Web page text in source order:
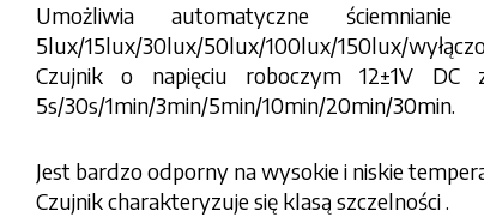
Umożliwia automatyczne
5lux/15lux/30lux/50lux/100lux/150lux/
Czujnik o napięciu roboczym 12±1V
5s/30s/1min/3min/5min/10min/20min/30min.
Jest bardzo odporny na wysokie i niskie
Czujnik charakteryzuje się klasą szczelności .